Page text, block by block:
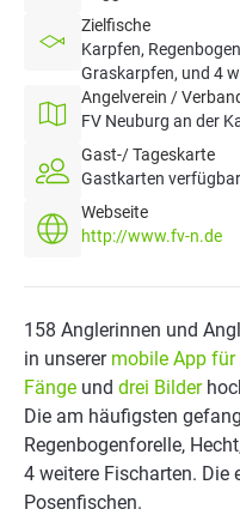
Zielfische
Karpfen,
Graskarpfen, und 4
Angelverein /
FV Neuburg an der
Gast-/ Tageskarte
Gastkarten verfügbar
Webseite
http://www.fv-n.de
158 Anglerinnen und
in unserer mobile App für
Fänge und drei Bilder
Die am häufigsten
Regenbogenforelle,
4 weitere Fischarten.
Posenfischen.